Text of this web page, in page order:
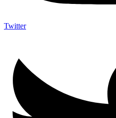
Twitter